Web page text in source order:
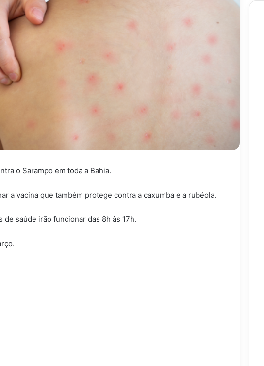
o Sarampo em toda a Bahia.
a vacina que também protege contra a caxumba e a rubéola.
de saúde irão funcionar das 8h às 17h.